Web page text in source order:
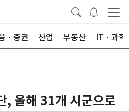
ㆍ증권 산업 부동산 ITㆍ과학
, 올해 31개 시군으로